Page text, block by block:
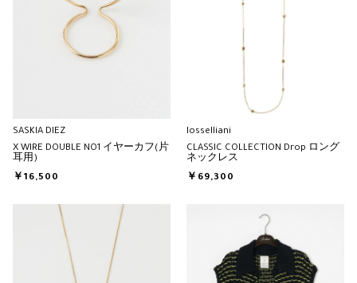
SASKIA DIEZ
X WIRE DOUBLE NO1 イヤーカフ(片
耳用)
￥16,500
Iosselliani
CLASSIC COLLECTION Drop ロング
ネックレス
￥69,300